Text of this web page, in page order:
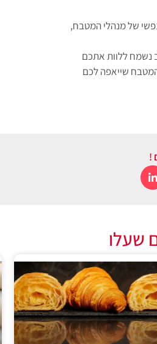
של מנהלי המטבח,
נשמח ללוות אתכם
המטבח שייאפה לכם
!
שעלו